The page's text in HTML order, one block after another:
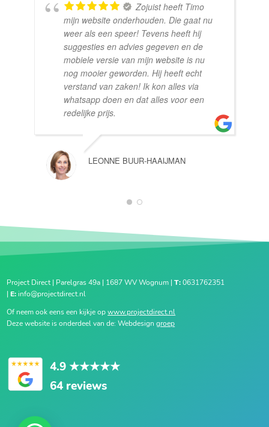
Zojuist heeft Timo
mijn website onderhouden. Die gaat nu
weer als een speer! Tevens heeft hij
suggesties en advies gegeven en de
mobiele versie van mijn website is nu
nog mooier geworden. Hij heeft echt
verstand van zaken! Ik kon alles via
whatsapp doen en dat alles voor een
redelijke prijs.
LEONNE BUUR-HAAIJMAN
1 2
Project Direct | Parelgras 49a | 1687 WV Wognum |T:0631762351
| E: info@projectdirect.nl
Of neem ook eens een kijkje opwww.projectdirect.nl
Deze website is onderdeel van de: Webdesigngroep
4.9 ★★★★★
64 reviews